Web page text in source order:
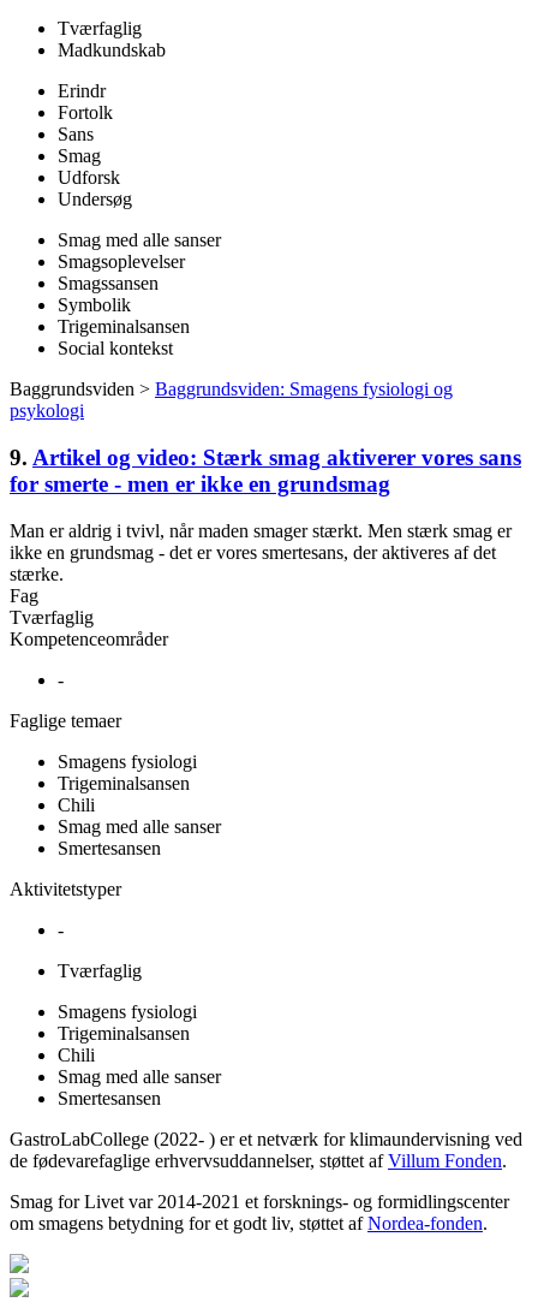
Tværfaglig
Madkundskab
Erindr
Fortolk
Sans
Smag
Udforsk
Undersøg
Smag med alle sanser
Smagsoplevelser
Smagssansen
Symbolik
Trigeminalsansen
Social kontekst
Baggrundsviden > Baggrundsviden: Smagens fysiologi og
psykologi
9. Artikel og video: Stærk smag aktiverer vores sans
for smerte - men er ikke en grundsmag
Man er aldrig i tvivl, når maden smager stærkt. Men stærk smag er
ikke en grundsmag - det er vores smertesans, der aktiveres af det
stærke.
Fag
Tværfaglig
Kompetenceområder
-
Faglige temaer
Smagens fysiologi
Trigeminalsansen
Chili
Smag med alle sanser
Smertesansen
Aktivitetstyper
-
Tværfaglig
Smagens fysiologi
Trigeminalsansen
Chili
Smag med alle sanser
Smertesansen
GastroLabCollege (2022- ) er et netværk for klimaundervisning ved
de fødevarefaglige erhvervsuddannelser, støttet afVillum Fonden.
Smag for Livet var 2014-2021 et forsknings- og formidlingscenter
om smagens betydning for et godt liv, støttet afNordea-fonden.